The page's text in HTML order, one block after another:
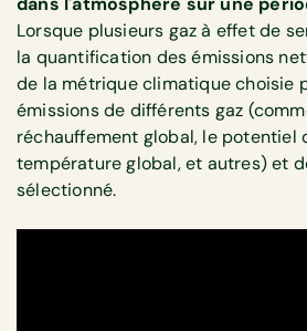
Lorsque plusieurs gaz à effet de
la quantification des émissions
de la métrique climatique choisie
émissions de différents gaz
réchauffement global, le potentiel
température global, et autres) et
sélectionné.